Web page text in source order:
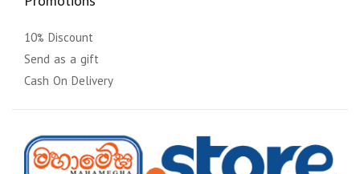
10% Discount
Send as a gift
Cash On Delivery